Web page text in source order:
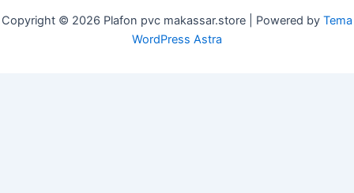
Copyright © 2026 Plafon pvc makassar.store | Powered by Tema
WordPress Astra